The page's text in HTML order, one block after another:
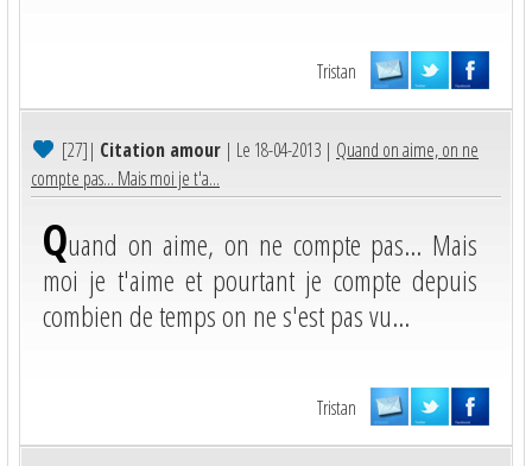
Tristan
[27]| Citation amour | Le 18-04-2013 | Quand on aime, on ne
compte pas... Mais moi je t'a...
Quand on aime, on ne compte pas... Mais
moi je t'aime et pourtant je compte depuis
combien de temps on ne s'est pas vu...
Tristan